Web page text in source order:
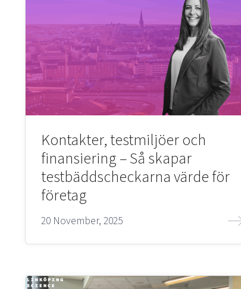
Kontakter, testmiljöer och
finansiering – Så skapar
testbäddscheckarna värde för
företag
20 November, 2025